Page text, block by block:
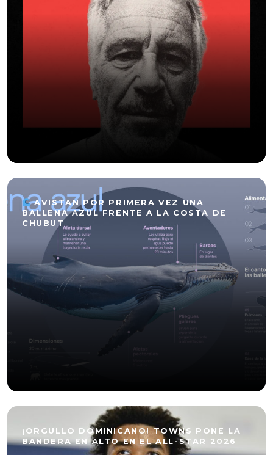
AVISTAN POR PRIMERA VEZ UNA
BALLENA AZUL FRENTE A LA COSTA DE
CHUBUT
¡ORGULLO DOMINICANO! TOWNS PONE LA
BANDERA EN ALTO EN EL ALL-STAR 2026